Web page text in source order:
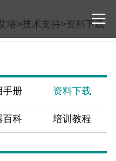
塔>技术支持>资料下载
手册 资料下载
百科
培训教程